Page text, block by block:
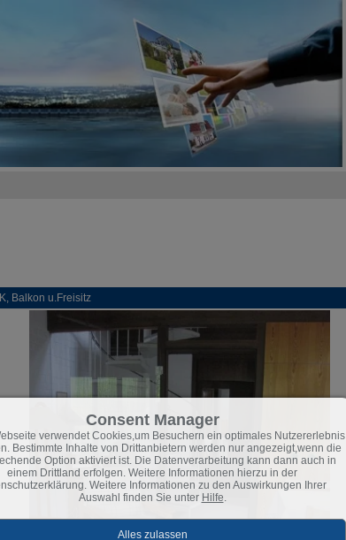
Balkon u.Freisitz
Consent Manager
verwendet Cookies,um Besuchern ein optimales Nutzererlebnis
Bestimmte Inhalte von Drittanbietern werden nur angezeigt,wenn die
Option aktiviert ist. Die Datenverarbeitung kann dann auch in
einem Drittland erfolgen. Weitere Informationen hierzu in der
Weitere Informationen zu den Auswirkungen Ihrer
Auswahl finden Sie unter Hilfe